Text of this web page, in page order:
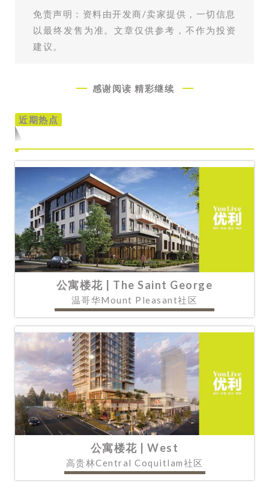
免责声明：资料由开发商/卖家提供，一切信息
以最终发售为准。文章仅供参考，不作为投资
建议。
感谢阅读 精彩继续
近期热点
公寓楼花 | The Saint George
温哥华Mount Pleasant社区
公寓楼花 | West
高贵林Central Coquitlam社区